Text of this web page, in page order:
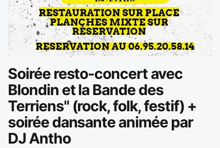
Soirée resto-concert avec
Blondin et la Bande des
Terriens" (rock, folk, festif) +
soirée dansante animée par
DJ Antho